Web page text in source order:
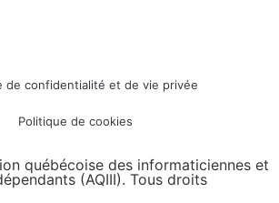
de confidentialité et de vie privée
Politique de cookies
québécoise des informaticiennes et
(AQIII). Tous droits